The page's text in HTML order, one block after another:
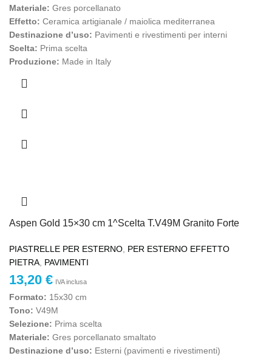
Materiale: Gres porcellanato
Effetto: Ceramica artigianale / maiolica mediterranea
Destinazione d’uso: Pavimenti e rivestimenti per interni
Scelta: Prima scelta
Produzione: Made in Italy
Aspen Gold 15×30 cm 1^Scelta T.V49M Granito Forte
PIASTRELLE PER ESTERNO PER ESTERNO EFFETTO
PIETRA PAVIMENTI
13,20 € IVA inclusa
Formato: 15x30 cm
Tono: V49M
Selezione: Prima scelta
Materiale: Gres porcellanato smaltato
Destinazione d’uso: Esterni (pavimenti e rivestimenti)